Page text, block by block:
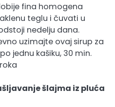
fina homogena
teglu i čuvati u
nedelju dana.
uzimajte ovaj sirup za
jednu kašiku, 30 min.
šlajma iz pluća